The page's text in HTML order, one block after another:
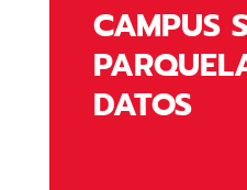
CAMPUS
DATOS